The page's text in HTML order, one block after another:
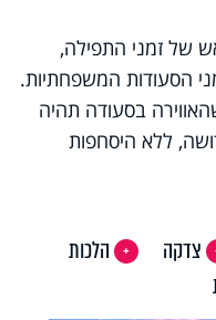
של זמני התפילה,
הסעודות המשפחתיות.
בסעודה תהיה
ללא היסחפות
צדקה
הלכות